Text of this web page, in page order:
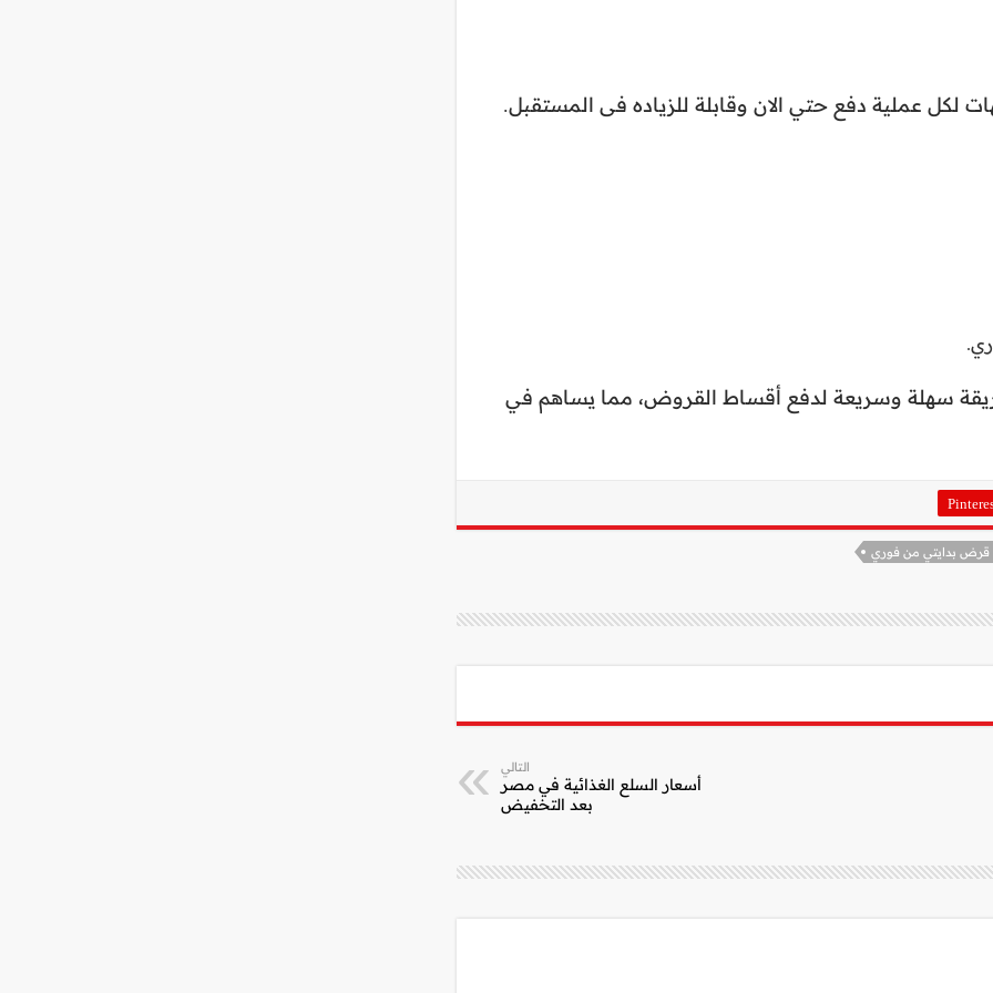
سهلة وسريعة لدفع أقساط القروض، مما يساهم في
قرض بدايتي من فوري
التالي
أسعار السلع الغذائية في مصر
بعد التخفيض